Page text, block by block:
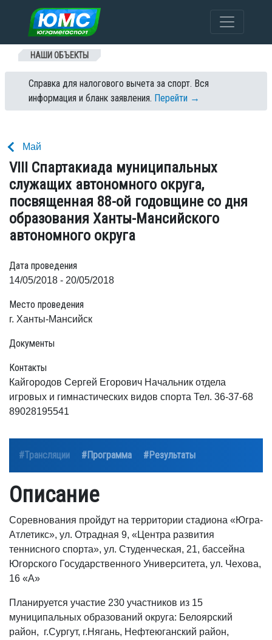
Перейти к содержанию
НАШИ ОБЪЕКТЫ
Справка для налогового вычета за спорт. Вся
информация и бланк заявления. Перейти →
Май
VIII Спартакиада муниципальных
служащих автономного округа,
посвященная 88-ой годовщине со дня
образования Ханты-Мансийского
автономного округа
Дата проведения
14/05/2018 - 20/05/2018
Место проведения
г. Ханты-Мансийск
Документы
Контакты
Кайгородов Сергей Егорович Начальник отдела
игровых и гимнастических видов спорта Тел. 36-37-68
89028195541
#Трансляции #Программа #Результаты
Описание
Соревнования пройдут на территории стадиона «Югра-
Атлетикс», ул. Отрадная 9, «Центра развития
теннисного спорта», ул. Студенческая, 21, бассейна
Югорского Государственного Университета, ул. Чехова,
16 «А»
Планируется участие 230 участников из 15
муниципальных образований округа: Белоярский
район, г.Сургут, г.Нягань, Нефтеюганский район,